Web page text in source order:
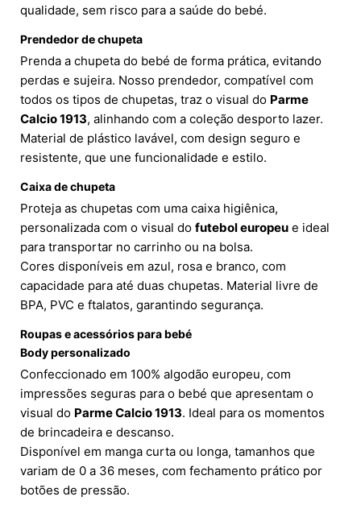
qualidade, sem risco para a saúde do bebé.
Prendedor de chupeta
Prenda a chupeta do bebé de forma prática, evitando
perdas e sujeira. Nosso prendedor, compatível com
todos os tipos de chupetas, traz o visual do Parme
Calcio 1913, alinhando com a coleção desporto lazer.
Material de plástico lavável, com design seguro e
resistente, que une funcionalidade e estilo.
Caixa de chupeta
Proteja as chupetas com uma caixa higiênica,
personalizada com o visual do futebol europeu e ideal
para transportar no carrinho ou na bolsa.
Cores disponíveis em azul, rosa e branco, com
capacidade para até duas chupetas. Material livre de
BPA, PVC e ftalatos, garantindo segurança.
Roupas e acessórios para bebé
Body personalizado
Confeccionado em 100% algodão europeu, com
impressões seguras para o bebé que apresentam o
visual do Parme Calcio 1913. Ideal para os momentos
de brincadeira e descanso.
Disponível em manga curta ou longa, tamanhos que
variam de 0 a 36 meses, com fechamento prático por
botões de pressão.